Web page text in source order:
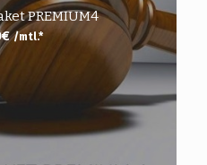
PREMIUM4
€ /mtl.*